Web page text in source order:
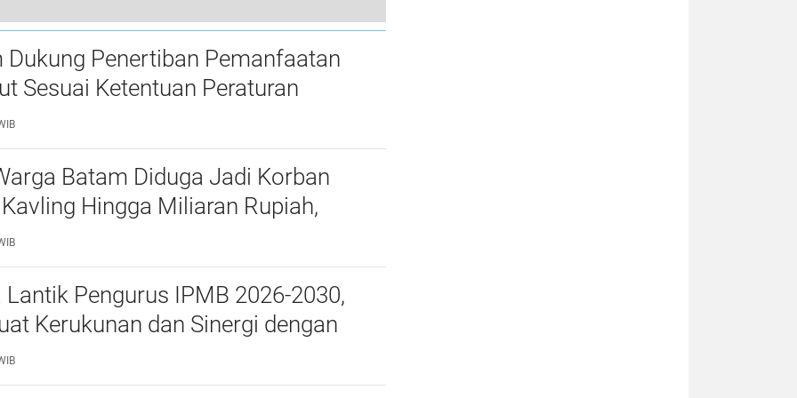
JMSI Kepri, Polda Kepri dan BP3MI Kepri Bersinergi Bentengi Pelajar di Batam dari Bahaya TPPO
Dukung Penertiban Pemanfaatan
Sesuai Ketentuan Peraturan
undangan
Batam Diduga Jadi Korban
Hingga Miliaran Rupiah,
Polda Kepri Jalan di Tempat?
Lantik Pengurus IPMB 2026-2030,
Kerukunan dan Sinergi dengan